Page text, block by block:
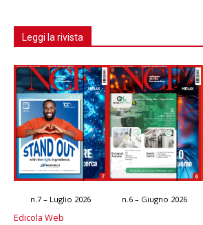
Leggi la rivista
n.7 – Luglio 2026 n.6 – Giugno 2026
Edicola Web